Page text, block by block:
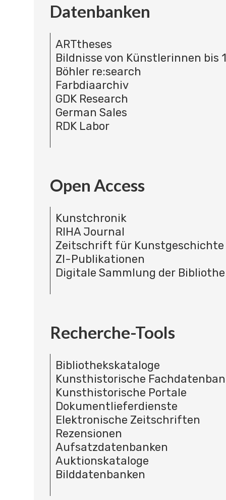
Datenbanken
ARTtheses
Bildnisse von Künstlerinnen bis
Böhler re:search
Farbdiaarchiv
GDK Research
German Sales
RDK Labor
Open Access
Kunstchronik
RIHA Journal
Zeitschrift für Kunstgeschichte
ZI-Publikationen
Digitale Sammlung der
Recherche-Tools
Bibliothekskataloge
Kunsthistorische
Kunsthistorische Portale
Dokumentlieferdienste
Elektronische Zeitschriften
Rezensionen
Aufsatzdatenbanken
Auktionskataloge
Bilddatenbanken